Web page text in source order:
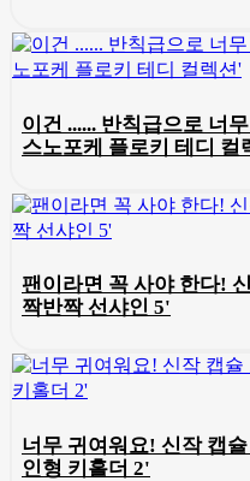
이건 ...... 반칙급으로 너
스노포케 플로키 테디 컬
팬이라면 꼭 사야 한다!
짝반짝 선샤인 5'
너무 귀여워요! 신작 캡
인형 키홀더 2'